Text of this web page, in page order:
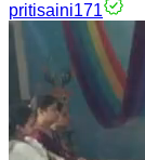
pritisaini171